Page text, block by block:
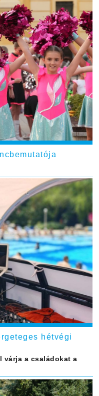
hétvégi
várja a családokat a